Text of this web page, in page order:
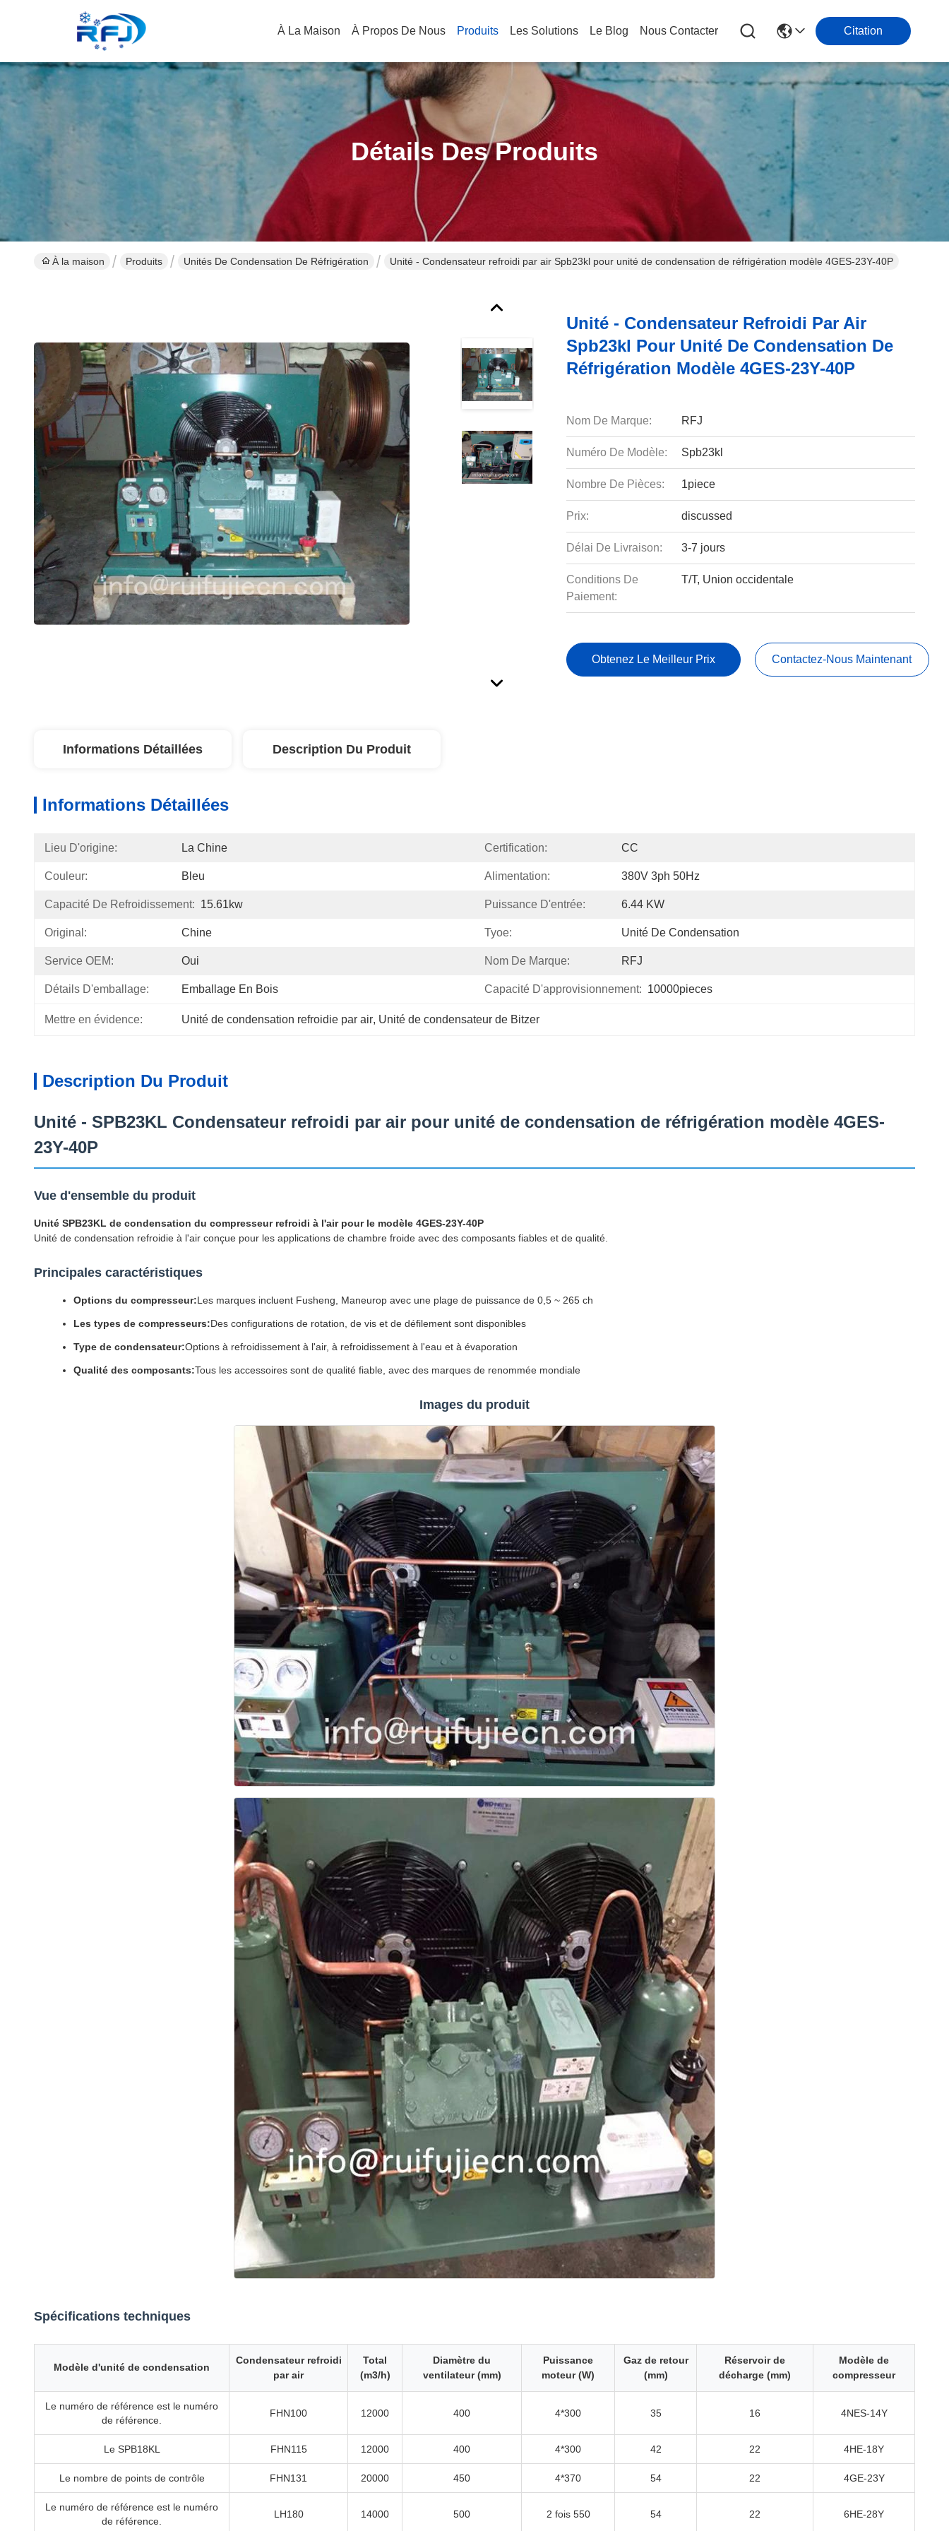
À La Maison À Propos De Nous Produits Les Solutions Le Blog Nous Contacter Citation
Détails Des Produits
À la maison Produits Unités De Condensation De Réfrigération Unité - Condensateur refroidi par air Spb23kl pour unité de condensation de réfrigération modèle 4GES-23Y-40P
Unité - Condensateur Refroidi Par Air
Spb23kl Pour Unité De Condensation De
Réfrigération Modèle 4GES-23Y-40P
Nom De Marque: RFJ
Numéro De Modèle: Spb23kl
Nombre De Pièces: 1piece
Prix: discussed
Délai De Livraison: 3-7 jours
Conditions De
Paiement:
T/T, Union occidentale
Obtenez Le Meilleur Prix Contactez-Nous Maintenant
Informations Détaillées Description Du Produit
Informations Détaillées
Lieu D'origine: La Chine Certification: CC
Couleur: Bleu Alimentation: 380V 3ph 50Hz
Capacité De Refroidissement: 15.61kw Puissance D'entrée: 6.44 KW
Original: Chine Tyoe: Unité De Condensation
Service OEM: Oui Nom De Marque: RFJ
Détails D'emballage: Emballage En Bois Capacité D'approvisionnement: 10000pieces
Mettre en évidence: Unité de condensation refroidie par air, Unité de condensateur de Bitzer
Description Du Produit
Unité - SPB23KL Condensateur refroidi par air pour unité de condensation de réfrigération modèle 4GES-
23Y-40P
Vue d'ensemble du produit
Unité SPB23KL de condensation du compresseur refroidi à l'air pour le modèle 4GES-23Y-40P
Unité de condensation refroidie à l'air conçue pour les applications de chambre froide avec des composants fiables et de qualité.
Principales caractéristiques
Options du compresseur:Les marques incluent Fusheng, Maneurop avec une plage de puissance de 0,5 ~ 265 ch
Les types de compresseurs:Des configurations de rotation, de vis et de défilement sont disponibles
Type de condensateur:Options à refroidissement à l'air, à refroidissement à l'eau et à évaporation
Qualité des composants:Tous les accessoires sont de qualité fiable, avec des marques de renommée mondiale
Images du produit
Spécifications techniques
Modèle d'unité de condensation
Condensateur refroidi
par air
Total
(m3/h)
Diamètre du
ventilateur (mm)
Puissance
moteur (W)
Gaz de retour
(mm)
Réservoir de
décharge (mm)
Modèle de
compresseur
Le numéro de référence est le numéro
de référence.
FHN100 12000 400 4*300 35 16 4NES-14Y
Le SPB18KL FHN115 12000 400 4*300 42 22 4HE-18Y
Le nombre de points de contrôle FHN131 20000 450 4*370 54 22 4GE-23Y
Le numéro de référence est le numéro
de référence.
LH180 14000 500 2 fois 550 54 22 6HE-28Y